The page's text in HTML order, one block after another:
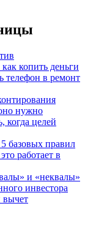
копить деньги
телефон в ремонт
нужно
когда целей
базовых правил
работает в
и «неквалы»
инвестора
вычет